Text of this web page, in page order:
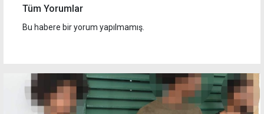
Tüm Yorumlar
Bu habere bir yorum yapılmamış.